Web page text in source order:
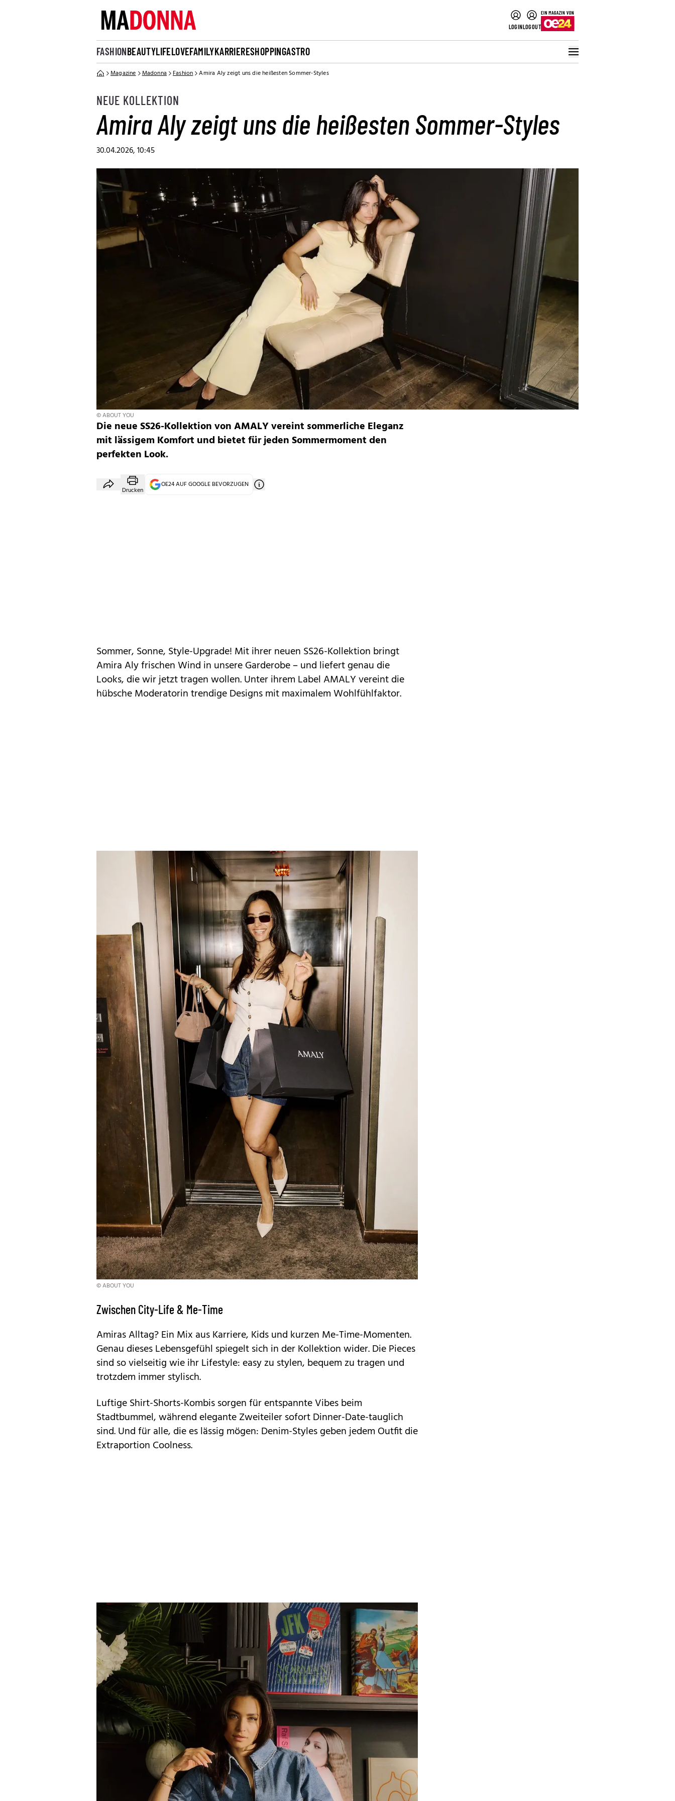
LOGINLOGOUT
FASHIONBEAUTYLIFELOVEFAMILYKARRIERESHOPPINGASTRO
Magazine Madonna Fashion Amira Aly zeigt uns die heißesten Sommer-Styles
NEUE KOLLEKTION
Amira Aly zeigt uns die heißesten Sommer-Styles
30.04.2026, 10:45
© ABOUT YOU
Die neue SS26-Kollektion von AMALY vereint sommerliche Eleganz
mit lässigem Komfort und bietet für jeden Sommermoment den
perfekten Look.
Drucken
OE24 AUF GOOGLE BEVORZUGEN
Sommer, Sonne, Style-Upgrade! Mit ihrer neuen SS26-Kollektion bringt
Amira Alyfrischen Wind in unsere Garderobe – und liefert genau die
Looks, die wir jetzt tragen wollen. Unter ihrem Label AMALY vereint die
hübsche Moderatorin trendige Designs mit maximalem Wohlfühlfaktor.
© ABOUT YOU
Zwischen City-Life & Me-Time
Amiras Alltag? Ein Mix aus Karriere, Kids und kurzen Me-Time-Momenten.
Genau dieses Lebensgefühl spiegelt sich in der Kollektion wider. Die Pieces
sind so vielseitig wie ihr Lifestyle: easy zu stylen, bequem zu tragen und
trotzdem immer stylisch.
Luftige Shirt-Shorts-Kombis sorgen für entspannte Vibes beim
Stadtbummel, während elegante Zweiteiler sofort Dinner-Date-tauglich
sind. Und für alle, die es lässig mögen: Denim-Styles geben jedem Outfit die
Extraportion Coolness.